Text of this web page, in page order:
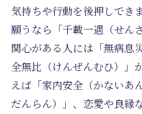
気持ちや行動を後押しでき
願うなら「千載一遇（せん
関心がある人には「無病息
全無比（けんぜんむひ）」
えば「家内安全（かないあ
だんらん）」、恋愛や良縁